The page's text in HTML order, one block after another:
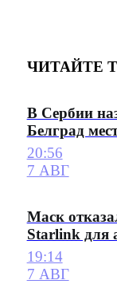
ЧИТАЙТЕ
В Сербии
Белград
20:56
7 АВГ
Маск
Starlink для
19:14
7 АВГ